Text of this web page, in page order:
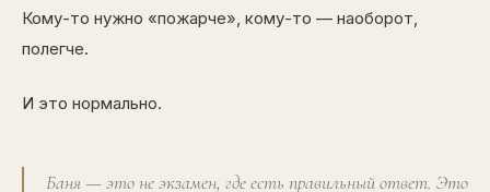
Кому-то нужно «пожарче», кому-то — наоборот,
полегче.
И это нормально.
Баня — это не экзамен, где есть правильный ответ. Это